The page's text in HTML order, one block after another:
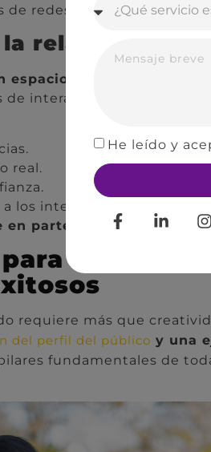
redes sociales y boca a
relación
espacios ideales para
de interacciones relevantes
real.
los intereses, necesidades
en parte significativa de su
diseñar
requiere más que
del perfil del público y una
fundamentales de
He leído y